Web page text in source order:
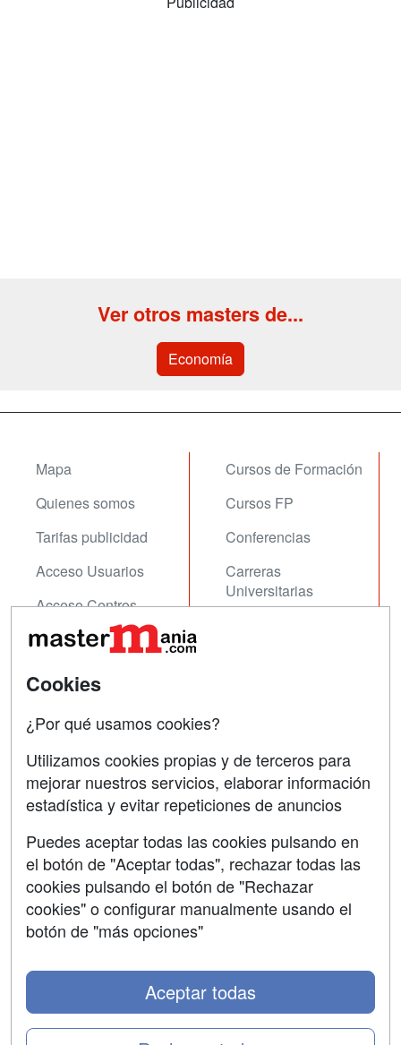
Ver otros masters de...
Economía
Mapa
Quienes somos
Tarifas publicidad
Acceso Usuarios
Acceso Centros
Cursos de Formación
Cursos FP
Conferencias
Carreras
Universitarias
Contactar
Copyleft
Grupo formazion:
Cookies
¿Por qué usamos cookies?
Utilizamos cookies propias y de terceros para
mejorar nuestros servicios, elaborar información
estadística y evitar repeticiones de anuncios
Puedes aceptar todas las cookies pulsando en
el botón de "Aceptar todas", rechazar todas las
cookies pulsando el botón de "Rechazar
cookies" o configurar manualmente usando el
botón de "más opciones"
Aceptar todas